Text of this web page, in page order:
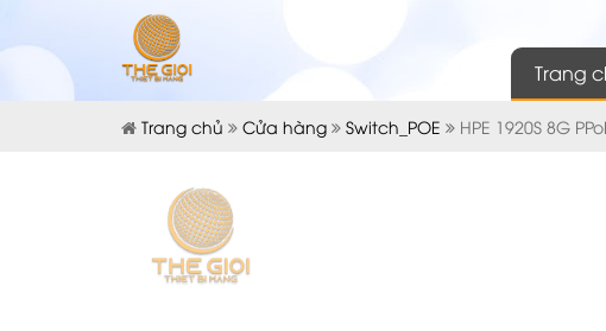
Trang
Trang chủ Cửa hàng Switch_POE HPE 1920S 8G